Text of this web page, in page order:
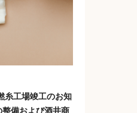
糸工場竣工のお知
備および酒井商